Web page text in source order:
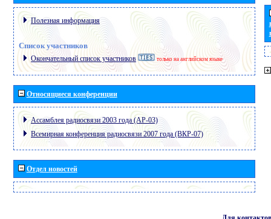
Полезная информация
Список участников
Окончательный список участников только на английском языке
Относящиеся конференции
Ассамблея радиосвязи 2003 года (АР-03)
Всемирная конференция радиосвязи 2007 года (ВКР-07)
Отдел новостей